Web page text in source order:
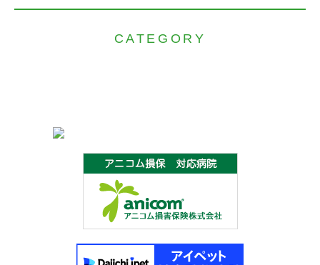
CATEGORY